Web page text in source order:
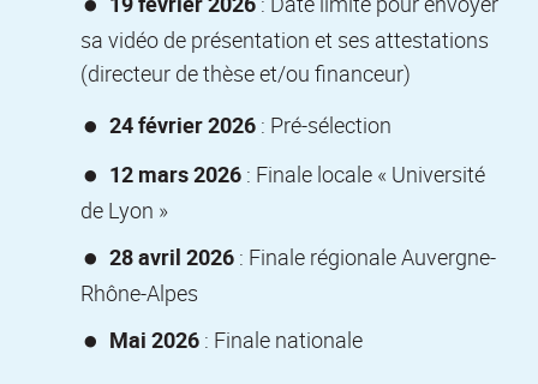
sa vidéo de présentation et ses attestations
(directeur de thèse et/ou financeur)
24 février 2026 : Pré-sélection
12 mars 2026 : Finale locale « Université
de Lyon »
28 avril 2026 : Finale régionale Auvergne-
Rhône-Alpes
Mai 2026 : Finale nationale